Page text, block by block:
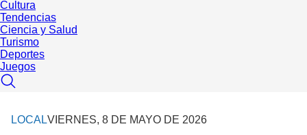
Cultura
Tendencias
Ciencia y Salud
Turismo
Deportes
Juegos
LOCALVIERNES, 8 DE MAYO DE 2026